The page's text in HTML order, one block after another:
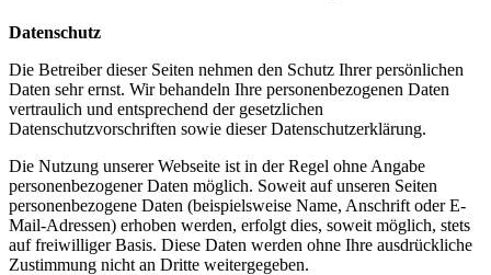
Datenschutz
Die Betreiber dieser Seiten nehmen den Schutz Ihrer persönlichen
Daten sehr ernst. Wir behandeln Ihre personenbezogenen Daten
vertraulich und entsprechend der gesetzlichen
Datenschutzvorschriften sowie dieser Datenschutzerklärung.
Die Nutzung unserer Webseite ist in der Regel ohne Angabe
personenbezogener Daten möglich. Soweit auf unseren Seiten
personenbezogene Daten (beispielsweise Name, Anschrift oder E-
Mail-Adressen) erhoben werden, erfolgt dies, soweit möglich, stets
auf freiwilliger Basis. Diese Daten werden ohne Ihre ausdrückliche
Zustimmung nicht an Dritte weitergegeben.